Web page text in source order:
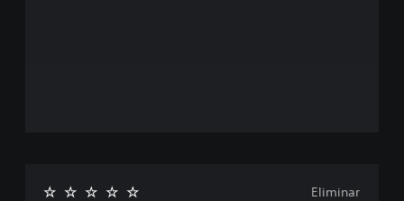
Eliminar